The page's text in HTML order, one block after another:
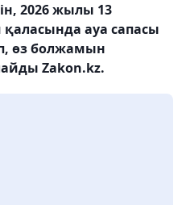
2026 жылы 13
ауа сапасы
өз болжамын
Zakon.kz.